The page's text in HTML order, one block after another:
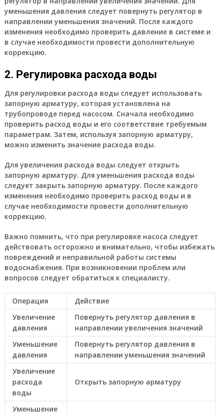
уменьшения давления следует повернуть регулятор в
направлении уменьшения значений. После каждого
изменения необходимо проверить давление в системе и
в случае необходимости провести дополнительную
коррекцию.
2. Регулировка расхода воды
Для регулировки расхода воды следует использовать
запорную арматуру, которая установлена на
трубопроводе перед насосом. Сначала необходимо
проверить расход воды и его соответствие требуемым
параметрам. Затем, используя запорную арматуру,
можно изменить значение расхода воды.
Для увеличения расхода воды следует открыть
запорную арматуру. Для уменьшения расхода воды
следует закрыть запорную арматуру. После каждого
изменения необходимо проверить расход воды и в
случае необходимости провести дополнительную
коррекцию.
Важно помнить, что при регулировке насоса следует
действовать осторожно и внимательно, чтобы избежать
повреждений и неправильной работы системы
водоснабжения. При возникновении проблем или
вопросов следует обратиться к специалисту.
Операция
Действие
Увеличение
давления
Повернуть регулятор давления в
направлении увеличения значений
Уменьшение
давления
Повернуть регулятор давления в
направлении уменьшения значений
Увеличение
расхода
воды
Открыть запорную арматуру
Уменьшение